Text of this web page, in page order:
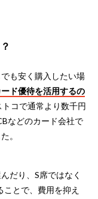
も安く購入したい場
ド優待を活用するの
コで通常より数千円
などのカード会社で
。
だり、S席ではなく
とで、費用を抑え